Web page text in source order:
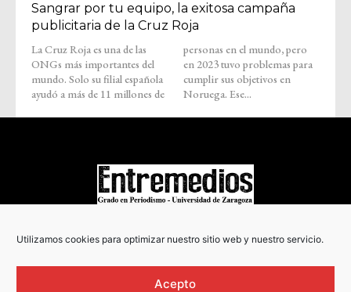
Utilizamos cookies para optimizar nuestro sitio web y nuestro servicio.
Acepto
Sangrar por tu equipo, la exitosa campaña
publicitaria de la Cruz Roja
La Cruz Roja es una de las
ONGs más importantes del
mundo. Solo su filial española
ayudó a más de 11 millones de
personas en el mundo, pero
en 2023 tuvo problemas para
cumplir sus objetivos en
Noruega. Ese...